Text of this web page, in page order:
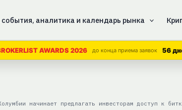
аналитика и календарь рынка
AWARDS 2026 до конца приема заявок 56
начинает предлагать инвесторам доступ к